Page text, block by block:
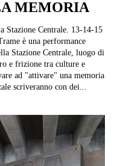
MEMORIA
Centrale. 13-14-15
Stazione Centrale, luogo di
e frizione tra culture e
ad "attivare" una memoria
scriveranno con dei...